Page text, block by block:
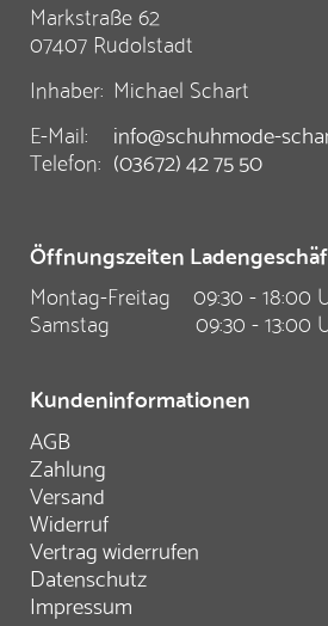
Markstraße 62
07407 Rudolstadt
Inhaber: Michael Schart
E-Mail:
info@schuhmode-
Telefon: (03672) 42 75 50
Öffnungszeiten
Montag-Freitag
09:30 - 18:00
Samstag
09:30 - 13:00
Kundeninformationen
AGB
Zahlung
Versand
Widerruf
Vertrag widerrufen
Datenschutz
Impressum